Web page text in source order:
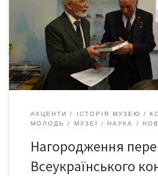
молодіжної творчості «Мирний
нагородження співпало з
Музею авіації та космонавтики.
мовчання в пам’ять про воїнів, які
України. Упродовж п’яти днів, […]
АКЦЕНТИ ІСТОРІЯ МУЗЕЮ
МОЛОДЬ
МУЗЕЇ НАУКА
Нагородження
Всеукраїнського